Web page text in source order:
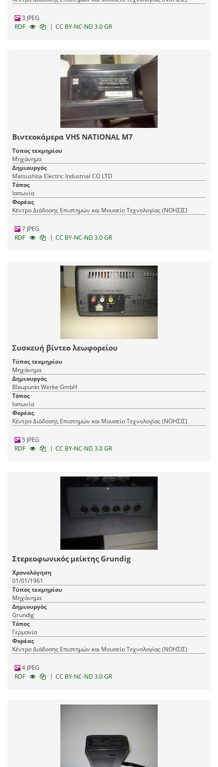
3 JPEG
RDF
| CC BY-NC-ND 3.0 GR
Βιντεοκάμερα VHS NATIONAL M7
Τύπος τεκμηρίου
Μηχάνημα
Δημιουργός
Matsushita Electric Industrial CO LTD
Τόπος
Ιαπωνία
Φορέας
Κέντρο Διάδοσης Επιστημών και Μουσείο Τεχνολογίας (ΝΟΗΣΙΣ)
7 JPEG
RDF
| CC BY-NC-ND 3.0 GR
Συσκευή βίντεο λεωφορείου
Τύπος τεκμηρίου
Μηχάνημα
Δημιουργός
Blaupunkt Werke GmbH
Τόπος
Ιαπωνία
Φορέας
Κέντρο Διάδοσης Επιστημών και Μουσείο Τεχνολογίας (ΝΟΗΣΙΣ)
5 JPEG
RDF
| CC BY-NC-ND 3.0 GR
Στερεοφωνικός μείκτης Grundig
Χρονολόγηση
01/01/1961
Τύπος τεκμηρίου
Μηχάνημα
Δημιουργός
Grundig
Τόπος
Γερμανία
Φορέας
Κέντρο Διάδοσης Επιστημών και Μουσείο Τεχνολογίας (ΝΟΗΣΙΣ)
4 JPEG
RDF
| CC BY-NC-ND 3.0 GR